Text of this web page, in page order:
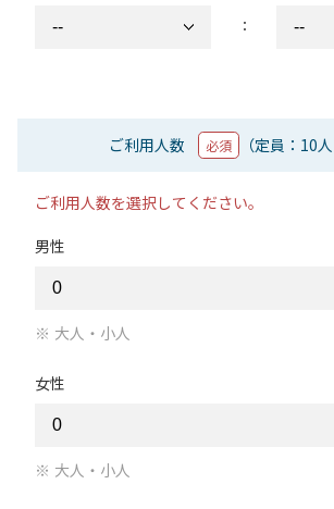
：
ご利用人数 必須 （定員：10人
ご利用人数を選択してください。
男性
大人・小人
女性
大人・小人